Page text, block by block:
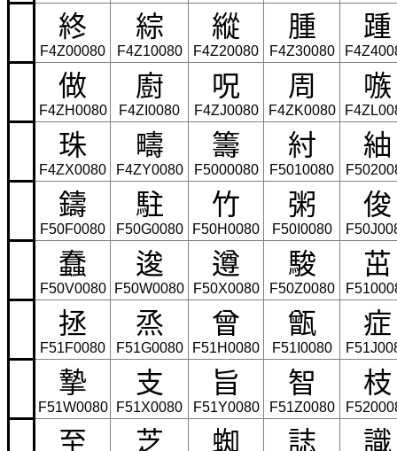
終
F4Z00080
綜
F4Z10080
縱
F4Z20080
腫
F4Z30080
踵
做
F4ZH0080
廚
F4ZI0080
呪
F4ZJ0080
周
F4ZK0080
嗾
珠
F4ZX0080
疇
F4ZY0080
籌
F5000080
紂
F5010080
紬
鑄
F50F0080
駐
F50G0080
竹
F50H0080
粥
F50I0080
俊
蠢
F50V0080
逡
F50W0080
遵
F50X0080
駿
F50Z0080
茁
拯
F51F0080
烝
F51G0080
曾
F51H0080
甑
F51I0080
症
摯
F51W0080
支
F51X0080
旨
F51Y0080
智
F51Z0080
枝
至 芝 蜘 誌 識